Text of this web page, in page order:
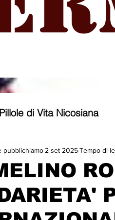
Pillole di Vita Nicosiana
e opinioni
Zoomer Politica
pubblichiamo 2 set 2025Tempo di